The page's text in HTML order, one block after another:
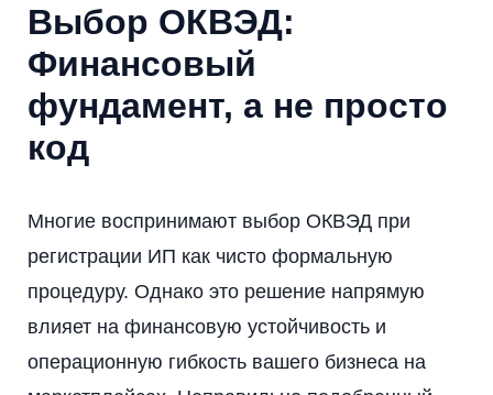
Выбор ОКВЭД:
Финансовый
фундамент, а не просто
код
Многие воспринимают выбор ОКВЭД при
регистрации ИП как чисто формальную
процедуру. Однако это решение напрямую
влияет на финансовую устойчивость и
операционную гибкость вашего бизнеса на